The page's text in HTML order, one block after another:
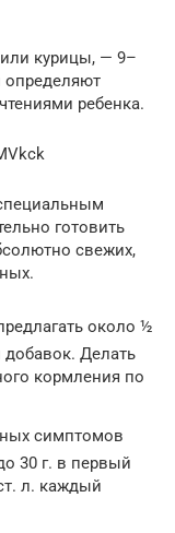
курицы, — 9–
определяют
ребенка.
готовить
свежих,
около ½
Делать
кормления по
симптомов
30 г. в первый
л. каждый